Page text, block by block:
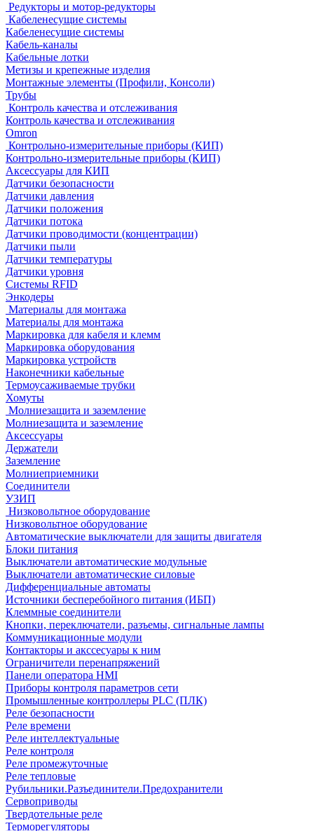
Редукторы и мотор-редукторы
Кабеленесущие системы
Кабеленесущие системы
Кабель-каналы
Кабельные лотки
Метизы и крепежные изделия
Монтажные элементы (Профили, Консоли)
Трубы
Контроль качества и отслеживания
Контроль качества и отслеживания
Omron
Контрольно-измерительные приборы (КИП)
Контрольно-измерительные приборы (КИП)
Аксессуары для КИП
Датчики безопасности
Датчики давления
Датчики положения
Датчики потока
Датчики проводимости (концентрации)
Датчики пыли
Датчики температуры
Датчики уровня
Системы RFID
Энкодеры
Материалы для монтажа
Материалы для монтажа
Маркировка для кабеля и клемм
Маркировка оборудования
Маркировка устройств
Наконечники кабельные
Термоусаживаемые трубки
Хомуты
Молниезащита и заземление
Молниезащита и заземление
Аксессуары
Держатели
Заземление
Молниеприемники
Соединители
УЗИП
Низковольтное оборудование
Низковольтное оборудование
Автоматические выключатели для защиты двигателя
Блоки питания
Выключатели автоматические модульные
Выключатели автоматические силовые
Дифференциальные автоматы
Источники бесперебойного питания (ИБП)
Клеммные соединители
Кнопки, переключатели, разъемы, сигнальные лампы
Коммуникационные модули
Контакторы и акссесуары к ним
Ограничители перенапряжений
Панели оператора HMI
Приборы контроля параметров сети
Промышленные контроллеры PLC (ПЛК)
Реле безопасности
Реле времени
Реле интеллектуальные
Реле контроля
Реле промежуточные
Реле тепловые
Рубильники.Разъединители.Предохранители
Сервоприводы
Твердотельные реле
Терморегуляторы